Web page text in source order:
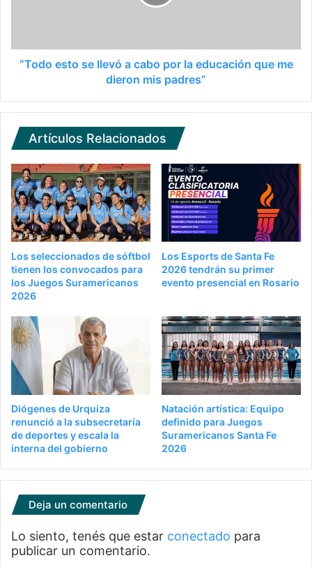
“Todo esto se llevó a cabo por la educación que me
dieron mis padres”
Artículos Relacionados
Los seleccionados de sóftbol
tienen los convocados para
los Juegos Suramericanos
2026
Los Esports de Santa Fe
2026 tendrán su primer
evento presencial en Rosario
Diógenes de Urquiza
renunció a la subsecretaría
de deportes y escala la
interna del gobierno
Natación artística: Equipo
definido para Juegos
Suramericanos Santa Fe
2026
Deja un comentario
Lo siento, tenés que estar conectado para
publicar un comentario.